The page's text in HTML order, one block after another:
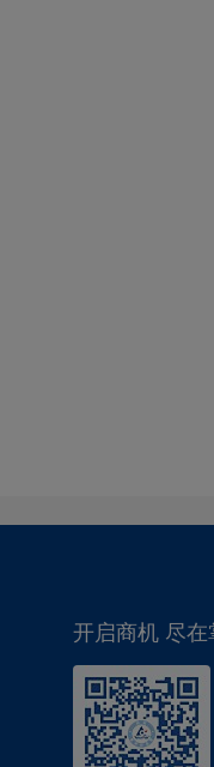
开启商机 尽在